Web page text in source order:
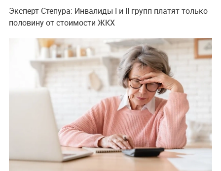
Эксперт Степура: Инвалиды I и II групп платят только
половину от стоимости ЖКХ